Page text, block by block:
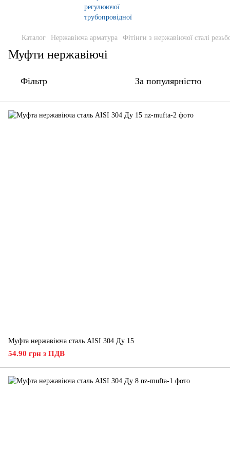
Каталог Нержавіюча арматура Фітінги з нержавіючої сталі
Муфти нержавіючі
Фільтр За популярністю
Муфта нержавіюча сталь AISI 304 Ду 15
54.90 грн з ПДВ